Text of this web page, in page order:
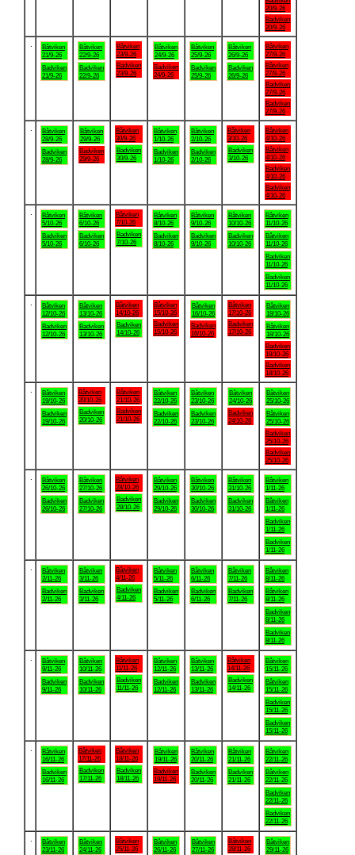
20/9-26
Badviken
20/9-26
Båtviken
21/9-26
Badviken
21/9-26
Båtviken
22/9-26
Badviken
22/9-26
Båtviken
23/9-26
Badviken
23/9-26
Båtviken
24/9-26
Badviken
24/9-26
Båtviken
25/9-26
Badviken
25/9-26
Båtviken
26/9-26
Badviken
26/9-26
Båtviken
27/9-26
Båtviken
27/9-26
Badviken
27/9-26
Badviken
27/9-26
Båtviken
28/9-26
Badviken
28/9-26
Båtviken
29/9-26
Badviken
29/9-26
Båtviken
30/9-26
Badviken
30/9-26
Båtviken
1/10-26
Badviken
1/10-26
Båtviken
2/10-26
Badviken
2/10-26
Båtviken
3/10-26
Badviken
3/10-26
Båtviken
4/10-26
Båtviken
4/10-26
Badviken
4/10-26
Badviken
4/10-26
Båtviken
5/10-26
Badviken
5/10-26
Båtviken
6/10-26
Badviken
6/10-26
Båtviken
7/10-26
Badviken
7/10-26
Båtviken
8/10-26
Badviken
8/10-26
Båtviken
9/10-26
Badviken
9/10-26
Båtviken
10/10-26
Badviken
10/10-26
Båtviken
11/10-26
Båtviken
11/10-26
Badviken
11/10-26
Badviken
11/10-26
Båtviken
12/10-26
Badviken
12/10-26
Båtviken
13/10-26
Badviken
13/10-26
Båtviken
14/10-26
Badviken
14/10-26
Båtviken
15/10-26
Badviken
15/10-26
Båtviken
16/10-26
Badviken
16/10-26
Båtviken
17/10-26
Badviken
17/10-26
Båtviken
18/10-26
Båtviken
18/10-26
Badviken
18/10-26
Badviken
18/10-26
Båtviken
19/10-26
Badviken
19/10-26
Båtviken
20/10-26
Badviken
20/10-26
Båtviken
21/10-26
Badviken
21/10-26
Båtviken
22/10-26
Badviken
22/10-26
Båtviken
23/10-26
Badviken
23/10-26
Båtviken
24/10-26
Badviken
24/10-26
Båtviken
25/10-26
Båtviken
25/10-26
Badviken
25/10-26
Badviken
25/10-26
Båtviken
26/10-26
Badviken
26/10-26
Båtviken
27/10-26
Badviken
27/10-26
Båtviken
28/10-26
Badviken
28/10-26
Båtviken
29/10-26
Badviken
29/10-26
Båtviken
30/10-26
Badviken
30/10-26
Båtviken
31/10-26
Badviken
31/10-26
Båtviken
1/11-26
Båtviken
1/11-26
Badviken
1/11-26
Badviken
1/11-26
Båtviken
2/11-26
Badviken
2/11-26
Båtviken
3/11-26
Badviken
3/11-26
Båtviken
4/11-26
Badviken
4/11-26
Båtviken
5/11-26
Badviken
5/11-26
Båtviken
6/11-26
Badviken
6/11-26
Båtviken
7/11-26
Badviken
7/11-26
Båtviken
8/11-26
Båtviken
8/11-26
Badviken
8/11-26
Badviken
8/11-26
Båtviken
9/11-26
Badviken
9/11-26
Båtviken
10/11-26
Badviken
10/11-26
Båtviken
11/11-26
Badviken
11/11-26
Båtviken
12/11-26
Badviken
12/11-26
Båtviken
13/11-26
Badviken
13/11-26
Båtviken
14/11-26
Badviken
14/11-26
Båtviken
15/11-26
Båtviken
15/11-26
Badviken
15/11-26
Badviken
15/11-26
Båtviken
16/11-26
Badviken
16/11-26
Båtviken
17/11-26
Badviken
17/11-26
Båtviken
18/11-26
Badviken
18/11-26
Båtviken
19/11-26
Badviken
19/11-26
Båtviken
20/11-26
Badviken
20/11-26
Båtviken
21/11-26
Badviken
21/11-26
Båtviken
22/11-26
Båtviken
22/11-26
Badviken
22/11-26
Badviken
22/11-26
Båtviken
23/11-26
Båtviken
24/11-26
Båtviken
25/11-26
Båtviken
26/11-26
Båtviken
27/11-26
Båtviken
28/11-26
Båtviken
29/11-26